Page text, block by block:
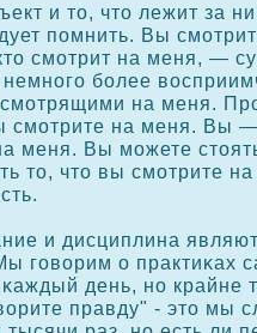
и то, что лежит за
помнить. Вы
смотрит на меня, —
немного более
смотрящими на меня.
смотрите на меня. Вы —
меня. Вы можете
то, что вы смотрите
и дисциплина
говорим о практиκах
день, но крайне
правду" - это мы